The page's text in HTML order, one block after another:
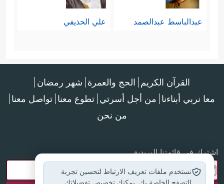
عبدالباسط عبدالصمد علي الحذيفي
القرآن الكريم الحج والعمرة شهر رمضان
معا نربي أبناءنا من أجل أسرتي تطوع معنا تواصل معنا
من نحن
اشترك في قائمتنا البريدية
نستخدم ملفات تعريف الارتباط لتحسين تجربة
التصفح الخاصة بك. يمكنك تخصيص تفضيلاتك.